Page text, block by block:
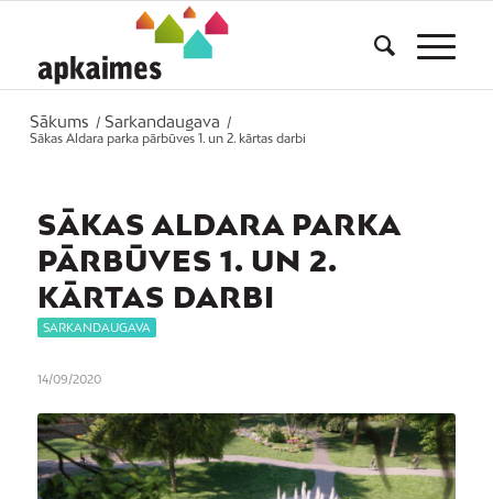
Sākums / Sarkandaugava
/
Sākas Aldara parka pārbūves 1. un 2. kārtas darbi
SĀKAS ALDARA PARKA
PĀRBŪVES 1. UN 2.
KĀRTAS DARBI
SARKANDAUGAVA
14/09/2020